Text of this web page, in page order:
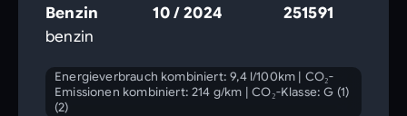
Benzin
10 / 2024
251591
benzin
Energieverbrauch kombiniert: 9,4 l/100km | CO₂-
Emissionen kombiniert: 214 g/km |CO₂-Klasse: G (1)
(2)